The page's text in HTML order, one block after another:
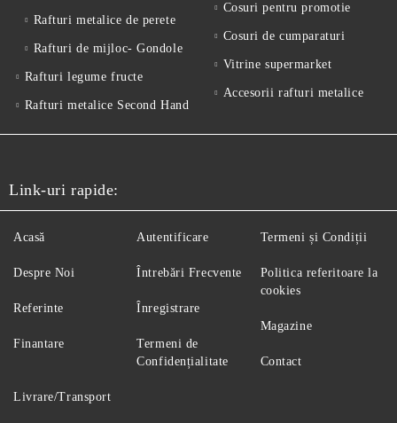
Rafturi metalice de perete
Rafturi de mijloc- Gondole
Rafturi legume fructe
Rafturi metalice Second Hand
Cosuri pentru promotie
Cosuri de cumparaturi
Vitrine supermarket
Accesorii rafturi metalice
Link-uri rapide:
Acasă
Despre Noi
Referinte
Finantare
Autentificare
Întrebări Frecvente
Înregistrare
Termeni de
Confidențialitate
Termeni și Condiții
Politica referitoare la
cookies
Magazine
Contact
Livrare/Transport